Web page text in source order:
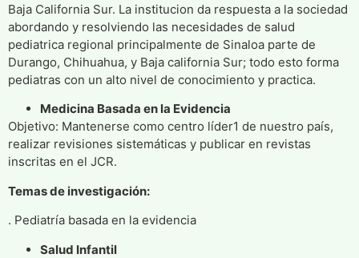
Baja California Sur. La institucion da respuesta a la sociedad
abordando y resolviendo las necesidades de salud
pediatrica regional principalmente de Sinaloa parte de
Durango, Chihuahua, y Baja california Sur; todo esto forma
pediatras con un alto nivel de conocimiento y practica.
Medicina Basada en la Evidencia
Objetivo: Mantenerse como centro líder1 de nuestro país,
realizar revisiones sistemáticas y publicar en revistas
inscritas en el JCR.
Temas de investigación:
. Pediatría basada en la evidencia
Salud Infantil